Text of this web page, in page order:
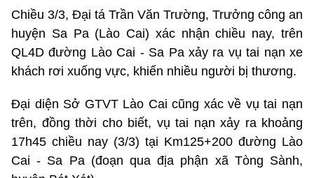
Chiều 3/3, Đại tá Trần Văn Trường, Trưởng công an
huyện Sa Pa (Lào Cai) xác nhận chiều nay, trên
QL4D đường Lào Cai - Sa Pa xảy ra vụ tai nạn xe
khách rơi xuống vực, khiến nhiều người bị thương.
Đại diện Sở GTVT Lào Cai cũng xác về vụ tai nạn
trên, đồng thời cho biết, vụ tai nạn xảy ra khoảng
17h45 chiều nay (3/3) tại Km125+200 đường Lào
Cai - Sa Pa (đoạn qua địa phận xã Tòng Sành,